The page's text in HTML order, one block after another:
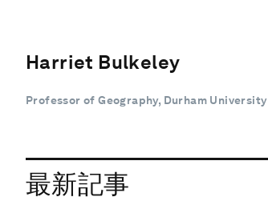
Harriet Bulkeley
Professor of Geography, Durham University
最新記事